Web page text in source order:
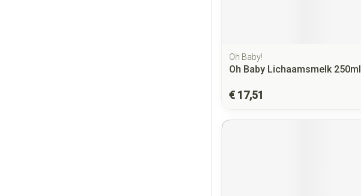
Oh Baby!
Oh Baby Lichaamsmelk 250ml
€ 17,51